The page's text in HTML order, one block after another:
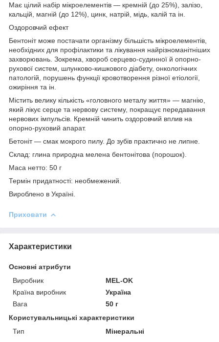
Має цілий набір мікроелементів — кремній (до 25%), залізо,
кальцій, магній (до 12%), цинк, натрій, мідь, калій та ін.
Оздоровчий ефект
Бентоніт може постачати організму більшість мікроелементів,
необхідних для профілактики та лікування найрізноманітніших
захворювань. Зокрема, хвороб серцево-судинної й опорно-
рухової систем, шлунково-кишкового діабету, онкологічних
патологій, порушень функції кровотворення різної етіології,
ожиріння та ін.
Містить велику кількість «головного металу життя» — магнію,
який лікує серце та нервову систему, покращує передавання
нервових імпульсів. Кремній чинить оздоровчий вплив на
опорно-руховий апарат.
Бетоніт — смак мокрого пилу. До зубів практично не липне.
Склад: глина природна мелена бентонітова (порошок).
Маса нетто: 50 г
Термін придатності: необмежений.
Вироблено в Україні.
Приховати
Характеристики
Основні атрибути
Виробник
MEL-OK
Країна виробник
Україна
Вага
50 г
Користувальницькі характеристики
Тип
Мінеральні